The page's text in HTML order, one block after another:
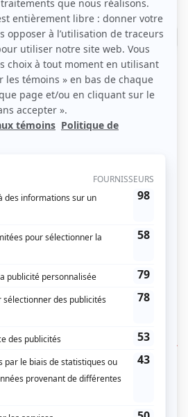
Réserver
célèbrent 15 années de
un programme ayant comme
de Ian Cusson y fait écho, nous
chef-d’œuvre intemporel.
fr/activites/janelle-fung-philip-
printemps/
DE MEMBRE
04-21 09:59:20
pour entendre des oeuvres pour